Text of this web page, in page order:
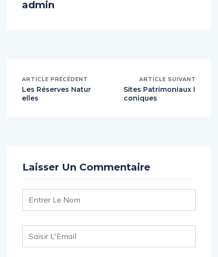
ARTICLE PRÉCÉDENT
Les Réserves Natur
ARTICLE SUIVANT
Sites Patrimoniaux I